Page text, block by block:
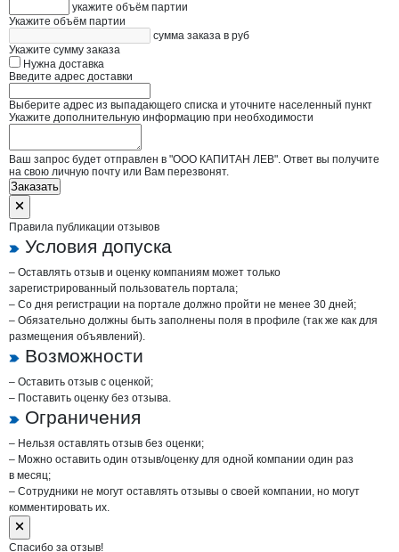
укажите объём партии
Укажите объём партии
сумма заказа в руб
Укажите сумму заказа
Нужна доставка
Введите адрес доставки
Выберите адрес из выпадающего списка и уточните населенный пункт
Укажите дополнительную информацию при необходимости
Ваш запрос будет отправлен в "ООО КАПИТАН ЛЕВ". Ответ вы получите
на свою личную почту или Вам перезвонят.
Заказать
Правила публикации отзывов
Условия допуска
– Оставлять отзыв и оценку компаниям может только
зарегистрированный пользователь портала;
– Со дня регистрации на портале должно пройти не менее 30 дней;
– Обязательно должны быть заполнены поля в профиле (так же как для
размещения объявлений).
Возможности
– Оставить отзыв с оценкой;
– Поставить оценку без отзыва.
Ограничения
– Нельзя оставлять отзыв без оценки;
– Можно оставить один отзыв/оценку для одной компании один раз
в месяц;
– Сотрудники не могут оставлять отзывы о своей компании, но могут
комментировать их.
Спасибо за отзыв!